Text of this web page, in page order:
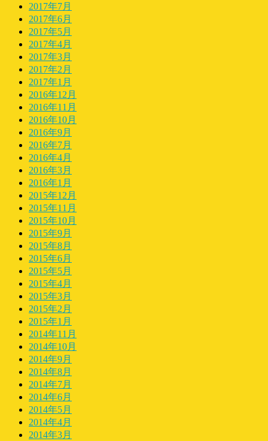
2017年7月
2017年6月
2017年5月
2017年4月
2017年3月
2017年2月
2017年1月
2016年12月
2016年11月
2016年10月
2016年9月
2016年7月
2016年4月
2016年3月
2016年1月
2015年12月
2015年11月
2015年10月
2015年9月
2015年8月
2015年6月
2015年5月
2015年4月
2015年3月
2015年2月
2015年1月
2014年11月
2014年10月
2014年9月
2014年8月
2014年7月
2014年6月
2014年5月
2014年4月
2014年3月